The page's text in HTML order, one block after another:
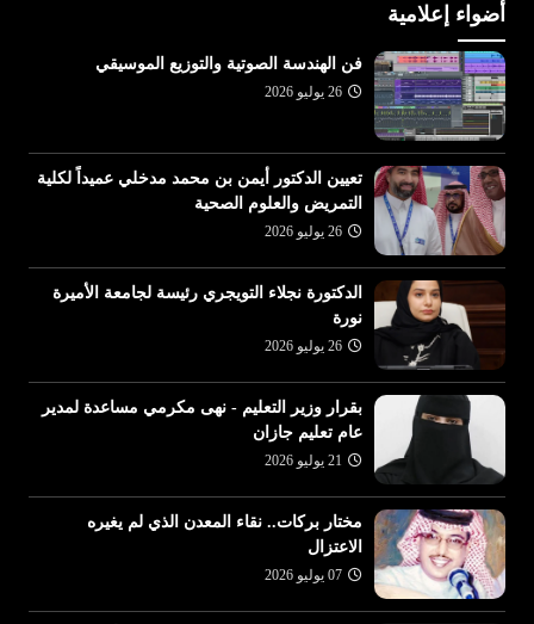
أضواء إعلامية
فن الهندسة الصوتية والتوزيع الموسيقي
26 يوليو 2026
تعيين الدكتور أيمن بن محمد مدخلي عميداً لكلية
التمريض والعلوم الصحية
26 يوليو 2026
الدكتورة نجلاء التويجري رئيسة لجامعة الأميرة
نورة
26 يوليو 2026
بقرار وزير التعليم - نهى مكرمي مساعدة لمدير
عام تعليم جازان
21 يوليو 2026
مختار بركات.. نقاء المعدن الذي لم يغيره
الاعتزال
07 يوليو 2026